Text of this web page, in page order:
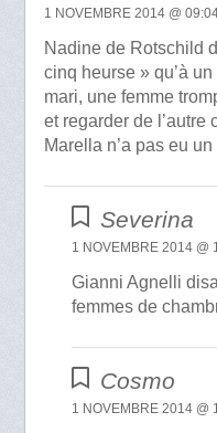
1 NOVEMBRE 2014 @
Nadine de Rotschild
cinq heurse » qu’à
mari, une femme
et regarder de l’autre
Marella n’a pas eu
Severina
1 NOVEMBRE 2014 @
Gianni Agnelli
femmes de
Cosmo
1 NOVEMBRE 2014 @